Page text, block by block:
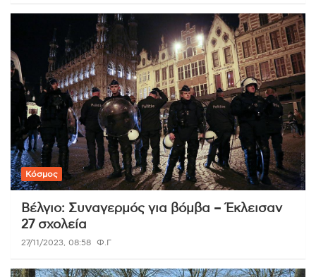
Κόσμος
Βέλγιο: Συναγερμός για βόμβα – Έκλεισαν
27 σχολεία
27/11/2023, 08:58 Φ.Γ